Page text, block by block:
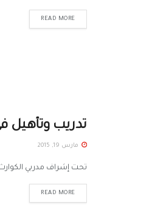
READ MORE
تدريب وتأهيل
مارس 19, 2015
تحت إشراف مدربي
READ MORE